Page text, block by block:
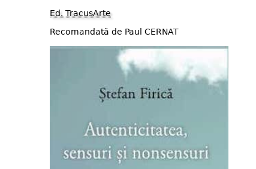
Ed. TracusArte
Recomandată de Paul CERNAT